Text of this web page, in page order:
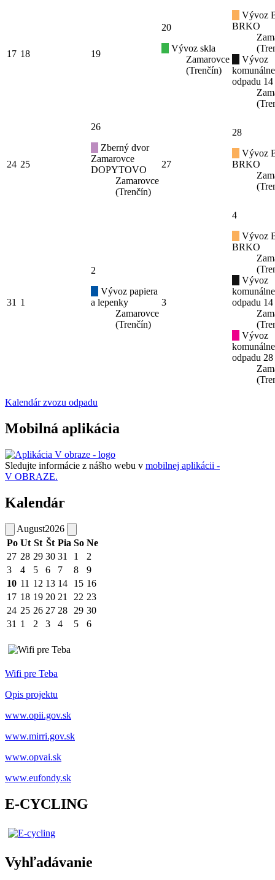
17 18 19
20
Vývoz skla
Zamarovce
(Trenčín)
Vývoz
BRKO
Vývoz
odpadu
24 25
26
Zberný dvor
Zamarovce
DOPYTOVO
Zamarovce
(Trenčín)
27
28
Vývoz
BRKO
31 1
2
Vývoz papiera
a lepenky
Zamarovce
(Trenčín)
3
4
Vývoz
BRKO
Vývoz
odpadu
Vývoz
odpadu
Kalendár zvozu odpadu
Mobilná aplikácia
Sledujte informácie z nášho webu v mobilnej aplikácii -
V OBRAZE.
Kalendár
August2026
Po Ut St Št Pia So Ne
27 28 29 30 31 1
2
3
4 5 6 7 8
9
10 11 12 13 14 15 16
17 18 19 20 21 22 23
24 25 26 27 28 29 30
31 1 2 3 4 5 6
Wifi pre Teba
Opis projektu
www.opii.gov.sk
www.mirri.gov.sk
www.opvai.sk
www.eufondy.sk
E-CYCLING
Vyhľadávanie